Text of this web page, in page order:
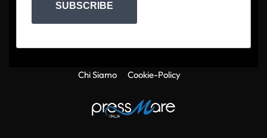
SUBSCRIBE
Chi Siamo Cookie-Policy